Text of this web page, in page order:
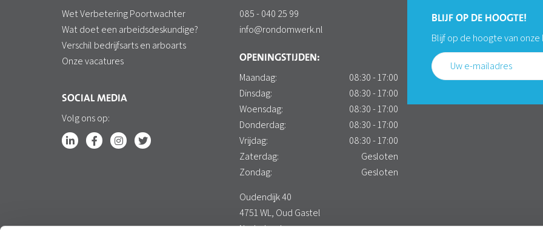
Wet Verbetering Poortwachter
Wat doet een arbeidsdeskundige?
Verschil bedrijfsarts en arboarts
Onze vacatures
SOCIAL MEDIA
Volg ons op:
085 - 040 25 99
info@rondomwerk.nl
OPENINGSTIJDEN:
Maandag:
08:30 - 17:00
Dinsdag:
08:30 - 17:00
Woensdag:
08:30 - 17:00
Donderdag:
08:30 - 17:00
Vrijdag:
08:30 - 17:00
Zaterdag:
Gesloten
Zondag:
Gesloten
Oudendijk 40
4751 WL, Oud Gastel
BLIJF OP DE HOOGTE!
Blijf op de hoogte van